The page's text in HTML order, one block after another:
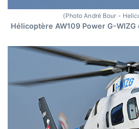
(Photo André Bour -
Hélicoptère AW109 Power G-WIZG